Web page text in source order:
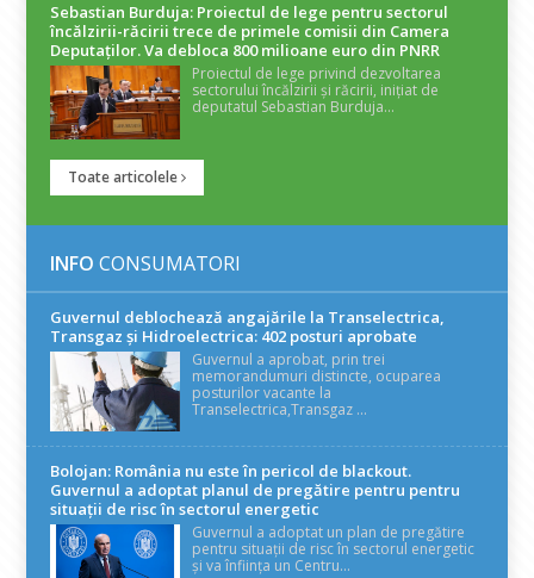
Sebastian Burduja: Proiectul de lege pentru sectorul
încălzirii-răcirii trece de primele comisii din Camera
Deputaților. Va debloca 800 milioane euro din PNRR
Proiectul de lege privind dezvoltarea
sectorului încălzirii și răcirii, inițiat de
deputatul Sebastian Burduja...
Toate articolele
INFO CONSUMATORI
Guvernul deblochează angajările la Transelectrica,
Transgaz și Hidroelectrica: 402 posturi aprobate
Guvernul a aprobat, prin trei
memorandumuri distincte, ocuparea
posturilor vacante la
Transelectrica,Transgaz ...
Bolojan: România nu este în pericol de blackout.
Guvernul a adoptat planul de pregătire pentru pentru
situații de risc în sectorul energetic
Guvernul a adoptat un plan de pregătire
pentru situații de risc în sectorul energetic
și va înființa un Centru...